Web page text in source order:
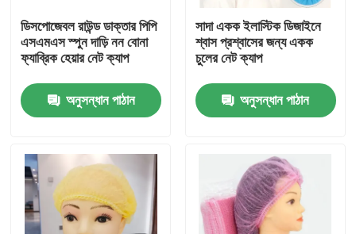
পণ্য
আমাদের সম্পর্কে
ডিসপোজেবল রাউন্ড ডাক্তার পিপি
এসএমএস স্পুন দাড়ি নন বোনা
ফ্যাব্রিক হেয়ার নেট ক্যাপ
অনুসন্ধান পাঠান
সাদা একক ইলাস্টিক ডিজাইনে
শ্বাস প্রশ্বাসের জন্য একক
চুলের নেট ক্যাপ
অনুসন্ধান পাঠান